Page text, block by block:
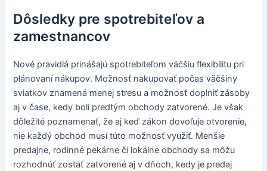
Dôsledky pre spotrebiteľov a
zamestnancov
Nové pravidlá prinášajú spotrebiteľom väčšiu flexibilitu pri
plánovaní nákupov. Možnosť nakupovať počas väčšiny
sviatkov znamená menej stresu a možnosť doplniť zásoby
aj v čase, kedy boli predtým obchody zatvorené. Je však
dôležité poznamenať, že aj keď zákon dovoľuje otvorenie,
nie každý obchod musí túto možnosť využiť. Menšie
predajne, rodinné pekárne či lokálne obchody sa môžu
rozhodnúť zostať zatvorené aj v dňoch, kedy je predaj